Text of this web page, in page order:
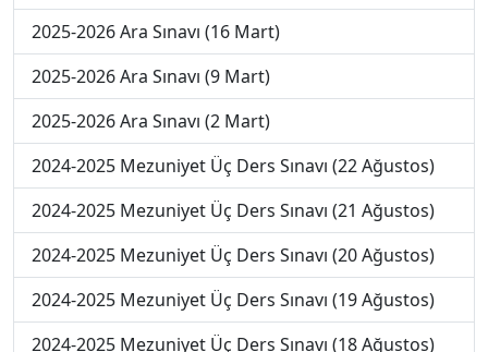
2025-2026 Ara Sınavı (16 Mart)
2025-2026 Ara Sınavı (9 Mart)
2025-2026 Ara Sınavı (2 Mart)
2024-2025 Mezuniyet Üç Ders Sınavı (22 Ağustos)
2024-2025 Mezuniyet Üç Ders Sınavı (21 Ağustos)
2024-2025 Mezuniyet Üç Ders Sınavı (20 Ağustos)
2024-2025 Mezuniyet Üç Ders Sınavı (19 Ağustos)
2024-2025 Mezuniyet Üç Ders Sınavı (18 Ağustos)